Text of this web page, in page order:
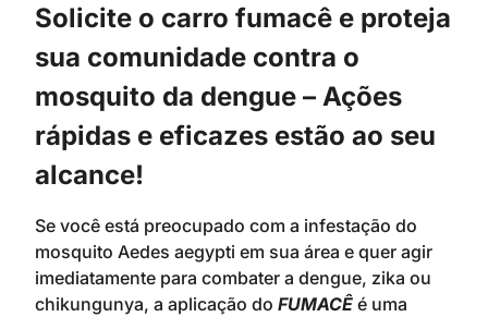
Solicite o carro fumacê e proteja
sua comunidade contra o
mosquito da dengue – Ações
rápidas e eficazes estão ao seu
alcance!
Se você está preocupado com a infestação do
mosquito Aedes aegypti em sua área e quer agir
imediatamente para combater a dengue, zika ou
chikungunya, a aplicação do FUMACÊ é uma